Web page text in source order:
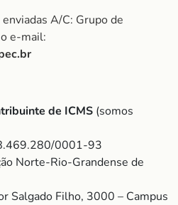
A/C: Grupo de
e-mail:
de ICMS (somos
0001-93
Norte-Rio-Grandense de
Salgado Filho, 3000 – Campus